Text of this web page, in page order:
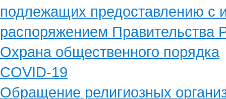
подлежащих предоставлению с
распоряжением
Охрана общественного порядка
COVID-19
Обращение религиозных